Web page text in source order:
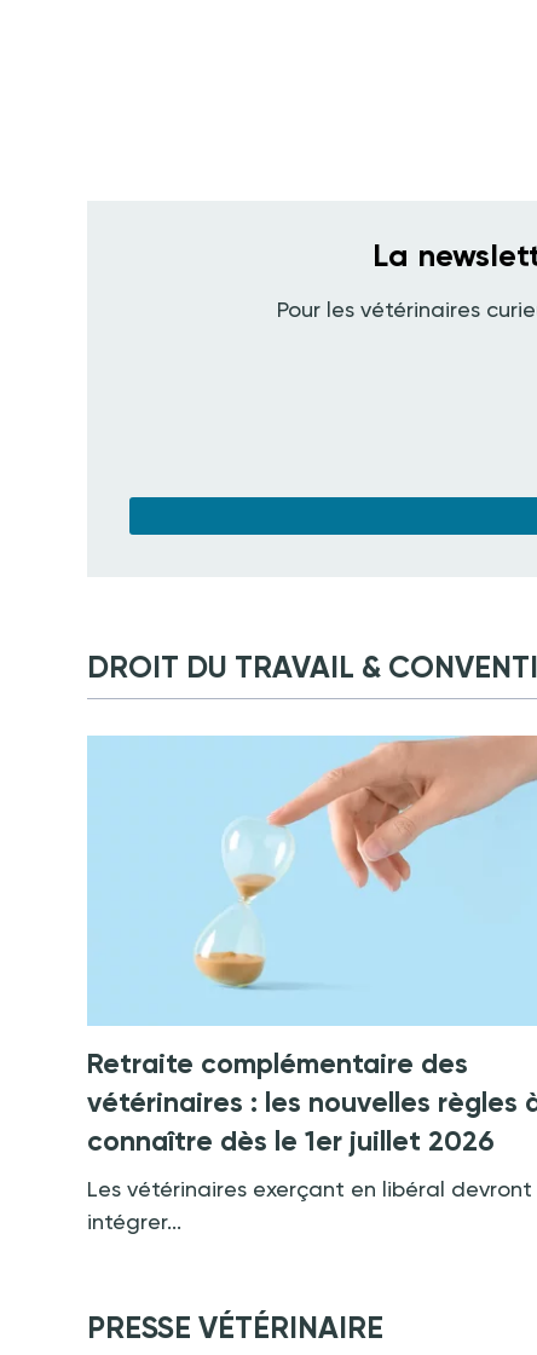
La
Pour les vétérinaires
DROIT DU TRAVAIL &
Retraite complémentaire des
vétérinaires : les nouvelles règles
connaître dès le 1er juillet 2026
Les vétérinaires exerçant en libéral devront
intégrer...
PRESSE VÉTÉRINAIRE